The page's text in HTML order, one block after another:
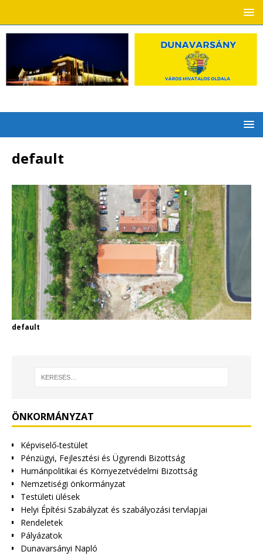
default
default
ÖNKORMÁNYZAT
Képviselő-testület
Pénzügyi, Fejlesztési és Ügyrendi Bizottság
Humánpolitikai és Környezetvédelmi Bizottság
Nemzetiségi önkormányzat
Testületi ülések
Helyi Építési Szabályzat és szabályozási tervlapjai
Rendeletek
Pályázatok
Dunavarsányi Napló